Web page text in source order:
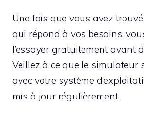
Une fois que vous avez
qui répond à vos besoins,
l’essayer gratuitement avant
Veillez à ce que le simulateur
avec votre système
mis à jour régulièrement.